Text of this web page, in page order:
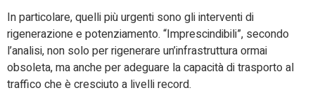
In particolare, quelli più urgenti sono gli interventi di
rigenerazione e potenziamento. “Imprescindibili”, secondo
l’analisi, non solo per rigenerare un’infrastruttura ormai
obsoleta, ma anche per adeguare la capacità di trasporto al
traffico che è cresciuto a livelli record.